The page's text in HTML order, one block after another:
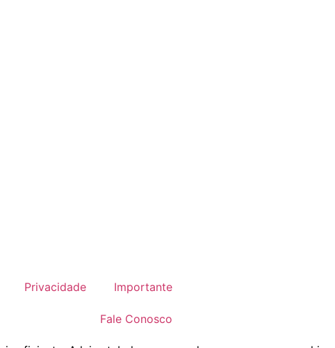
Privacidade Importante
Fale Conosco